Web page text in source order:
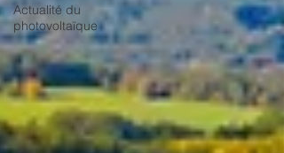
Actualité du
photovoltaïque